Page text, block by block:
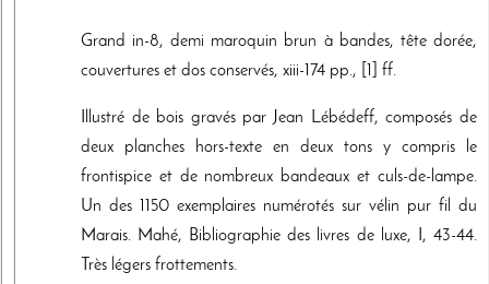
Grand in-8, demi maroquin brun à bandes, tête dorée,
couvertures et dos conservés, xiii-174 pp., [1] ff.
Illustré de bois gravés par Jean Lébédeff, composés de
deux planches hors-texte en deux tons y compris le
frontispice et de nombreux bandeaux et culs-de-lampe.
Un des 1150 exemplaires numérotés sur vélin pur fil du
Marais. Mahé, Bibliographie des livres de luxe, I, 43-44.
Très légers frottements.